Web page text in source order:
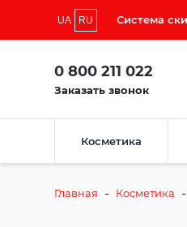
UA RU Система
0 800 211 022
Заказать звонок
Косметика
Главная - Косметика -